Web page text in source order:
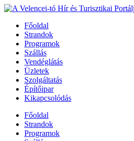
Főoldal
Strandok
Programok
Szállás
Vendéglátás
Üzletek
Szolgáltatás
Építőipar
Kikapcsolódás
Főoldal
Strandok
Programok